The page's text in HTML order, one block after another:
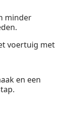
minder
voertuig met
en een